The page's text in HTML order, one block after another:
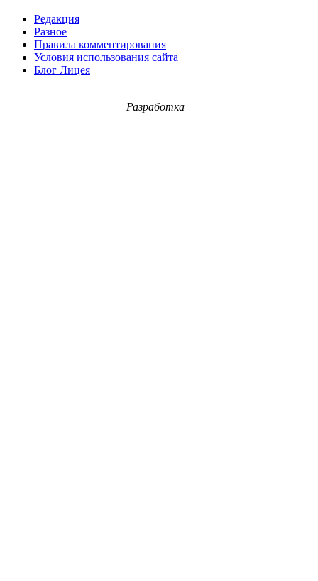
Редакция
Разное
Правила комментирования
Условия использования сайта
Блог Лицея
Разработка